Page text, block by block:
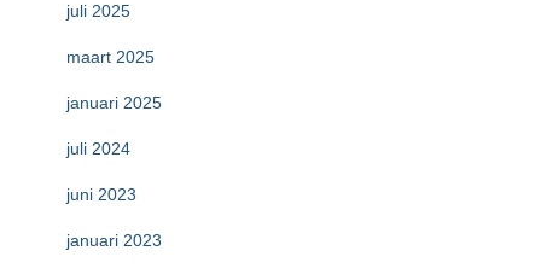
juli 2025
maart 2025
januari 2025
juli 2024
juni 2023
januari 2023